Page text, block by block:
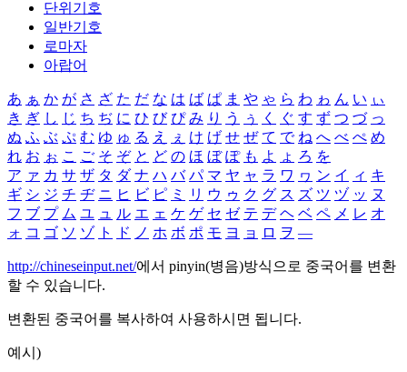
단위기호
일반기호
로마자
아랍어
あ ぁ か が さ ざ た だ な は ば ぱ ま や ゃ ら わ ゎ ん い ぃ
き ぎ し じ ち ぢ に ひ び ぴ み り う ぅ く ぐ す ず つ づ っ
ぬ ふ ぶ ぷ む ゆ ゅ る え ぇ け げ せ ぜ て で ね へ べ ぺ め
れ お ぉ こ ご そ ぞ と ど の ほ ぼ ぽ も よ ょ ろ を
ア ァ カ サ ザ タ ダ ナ ハ バ パ マ ヤ ャ ラ ワ ヮ ン イ ィ キ
ギ シ ジ チ ヂ ニ ヒ ビ ピ ミ リ ウ ゥ ク グ ス ズ ツ ヅ ッ ヌ
フ ブ プ ム ユ ュ ル エ ェ ケ ゲ セ ゼ テ デ ヘ ベ ペ メ レ オ
ォ コ ゴ ソ ゾ ト ド ノ ホ ボ ポ モ ヨ ョ ロ ヲ ―
http://chineseinput.net/에서 pinyin(병음)방식으로 중국어를 변환
할 수 있습니다.
변환된 중국어를 복사하여 사용하시면 됩니다.
예시)